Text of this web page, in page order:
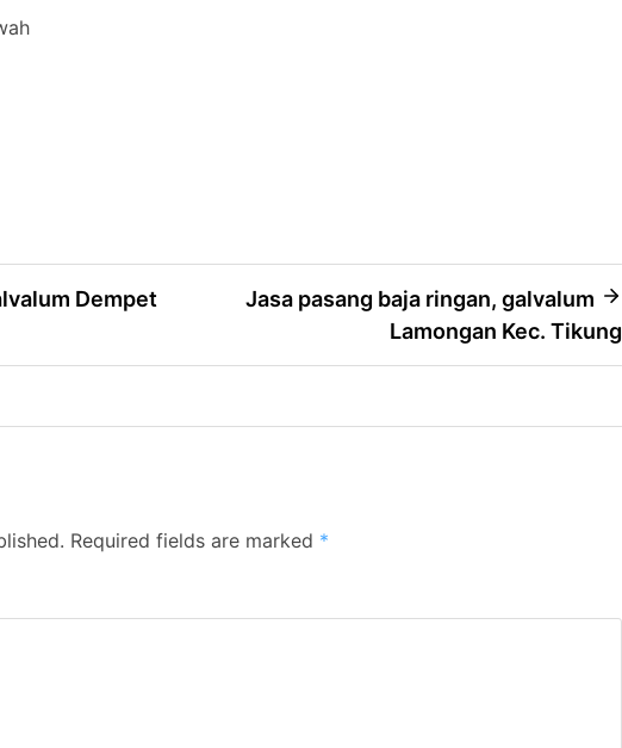
Dempet
Jasa pasang baja ringan, galvalum
Lamongan Kec. Tikung
Required fields are marked *